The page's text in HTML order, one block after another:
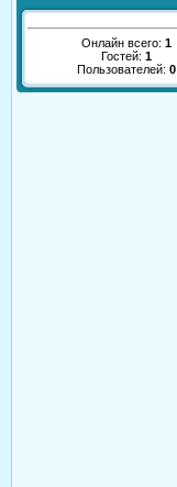
Онлайн всего: 1
Гостей: 1
Пользователей: 0